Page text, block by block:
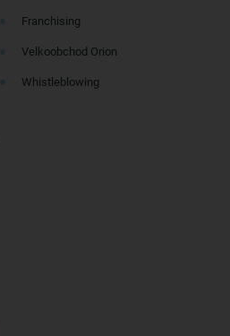
Franchising
Velkoobchod Orion
Whistleblowing